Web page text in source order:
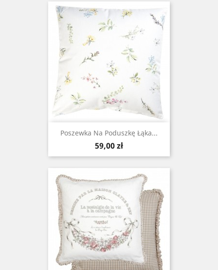
Poszewka Na Poduszkę Łąka...
Cena
59,00 zł